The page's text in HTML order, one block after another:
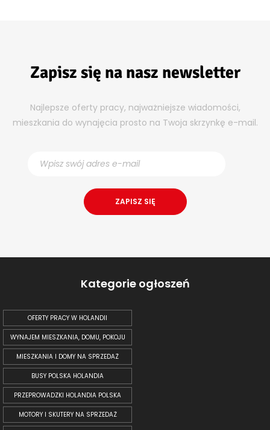
Zapisz się na nasz newsletter
Najlepsze oferty pracy, najważniejsze wiadomości,
mieszkania do wynajęcia prosto na Twoja skrzynkę e-mail.
Kategorie ogłoszeń
OFERTY PRACY W HOLANDII
WYNAJEM MIESZKANIA, DOMU, POKOJU
MIESZKANIA I DOMY NA SPRZEDAŻ
BUSY POLSKA HOLANDIA
PRZEPROWADZKI HOLANDIA POLSKA
MOTORY I SKUTERY NA SPRZEDAŻ